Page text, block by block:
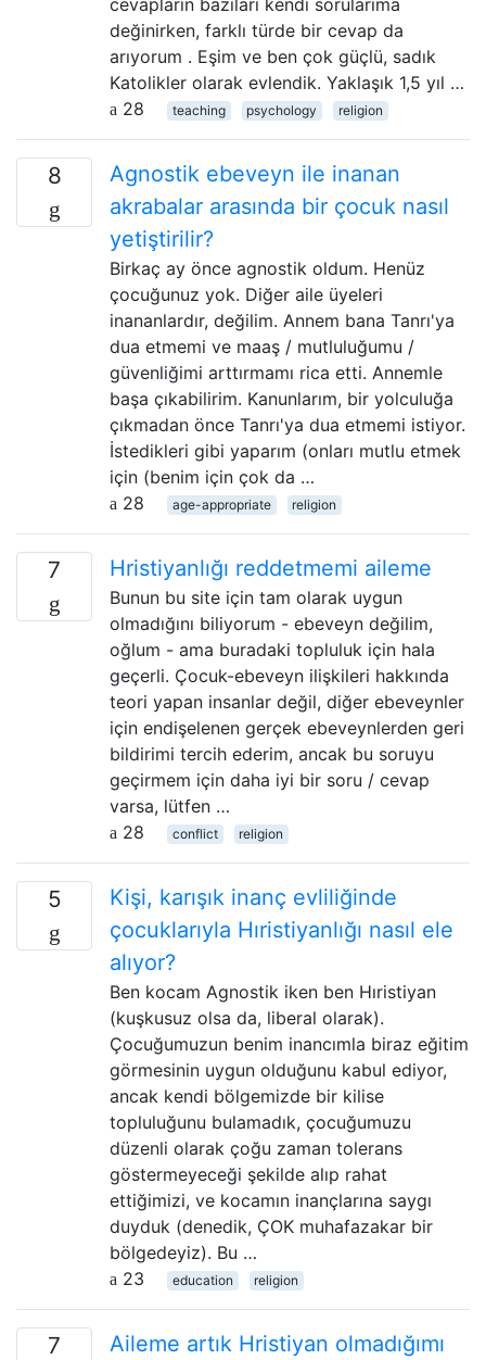
değinirken, farklı türde bir cevap da
arıyorum . Eşim ve ben çok güçlü, sadık
Katolikler olarak evlendik. Yaklaşık 1,5 yıl …
28
teaching psychology religion
8
Agnostik ebeveyn ile inanan
akrabalar arasında bir çocuk nasıl
yetiştirilir?
Birkaç ay önce agnostik oldum. Henüz
çocuğunuz yok. Diğer aile üyeleri
inananlardır, değilim. Annem bana Tanrı'ya
dua etmemi ve maaş / mutluluğumu /
güvenliğimi arttırmamı rica etti. Annemle
başa çıkabilirim. Kanunlarım, bir yolculuğa
çıkmadan önce Tanrı'ya dua etmemi istiyor.
İstedikleri gibi yaparım (onları mutlu etmek
için (benim için çok da …
28
age-appropriate religion
7 Hristiyanlığı reddetmemi aileme
Bunun bu site için tam olarak uygun
olmadığını biliyorum - ebeveyn değilim,
oğlum - ama buradaki topluluk için hala
geçerli. Çocuk-ebeveyn ilişkileri hakkında
teori yapan insanlar değil, diğer ebeveynler
için endişelenen gerçek ebeveynlerden geri
bildirimi tercih ederim, ancak bu soruyu
geçirmem için daha iyi bir soru / cevap
varsa, lütfen …
28
conflict religion
5
Kişi, karışık inanç evliliğinde
çocuklarıyla Hıristiyanlığı nasıl ele
alıyor?
Ben kocam Agnostik iken ben Hıristiyan
(kuşkusuz olsa da, liberal olarak).
Çocuğumuzun benim inancımla biraz eğitim
görmesinin uygun olduğunu kabul ediyor,
ancak kendi bölgemizde bir kilise
topluluğunu bulamadık, çocuğumuzu
düzenli olarak çoğu zaman tolerans
göstermeyeceği şekilde alıp rahat
ettiğimizi, ve kocamın inançlarına saygı
duyduk (denedik, ÇOK muhafazakar bir
bölgedeyiz). Bu …
23
education religion
7
Aileme artık Hristiyan olmadığımı